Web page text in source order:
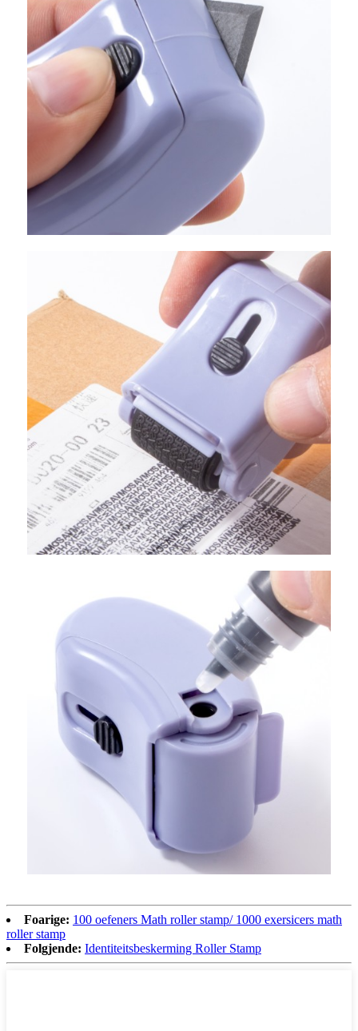
Foarige: 100 oefeners Math roller stamp/ 1000 exersicers math
roller stamp
Folgjende: Identiteitsbeskerming Roller Stamp